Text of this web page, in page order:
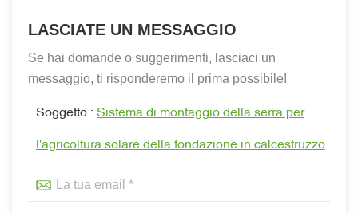
LASCIATE UN MESSAGGIO
Se hai domande o suggerimenti, lasciaci un
messaggio, ti risponderemo il prima possibile!
Soggetto : Sistema di montaggio della serra per
l'agricoltura solare della fondazione in calcestruzzo